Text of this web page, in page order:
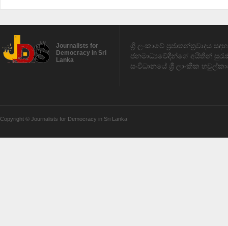
Journalists for
Democracy in Sri
Lanka
ශ්‍රී ලංකාවේ ප්‍රජාතන්ත්‍රවාදය
ජනමාධ්‍යවේදීන්ගේ අයිතීන්
සංවිධානයේ ශ්‍රී ලාංකික
Copyright © Journalists for Democracy in Sri Lanka